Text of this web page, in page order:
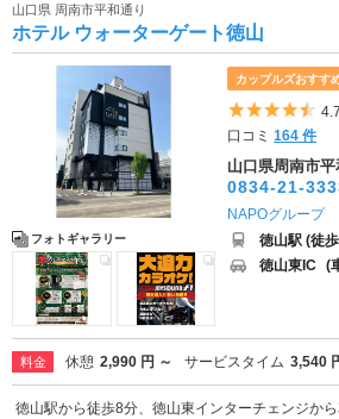
山口県 周南市平和通り
ホテル ウォーターゲート徳山
フォトギャラリー
カップルズおすす
5
口コミ164 件
山口県周南市
0834-21-
NAPOグループ
徳山駅 (徒
徳山東IC (
料金 休憩 2,990 円 ～ サービスタイム 3,540
徳山駅から徒歩8分、徳山東インターチェンジか